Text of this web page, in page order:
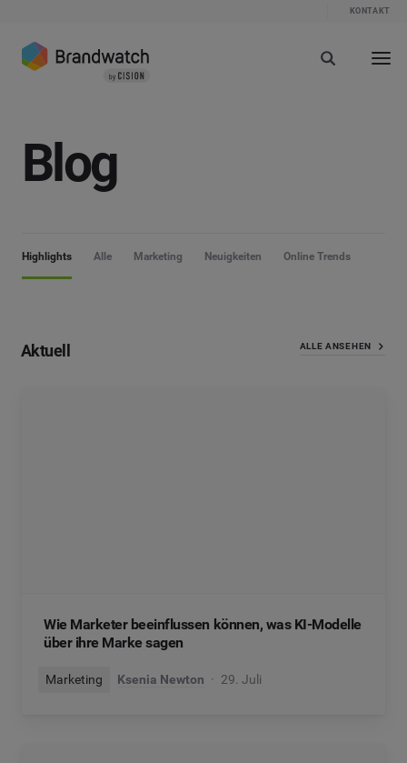
KONTAKT
Blog
Highlights Alle Marketing Neuigkeiten Online Trends
Aktuell ALLE ANSEHEN
Wie Marketer beeinflussen können, was KI-Modelle
über ihre Marke sagen
Marketing Ksenia Newton 29. Juli